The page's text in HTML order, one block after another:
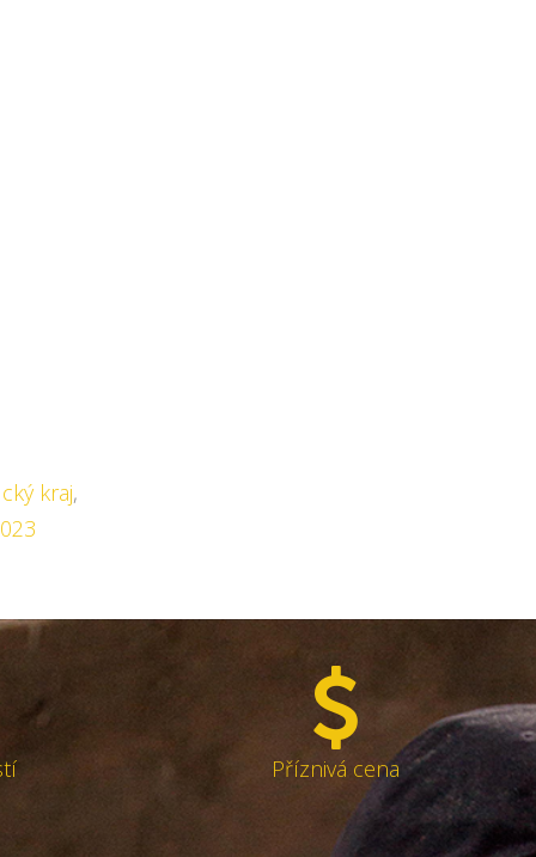
kraj,
Příznivá cena